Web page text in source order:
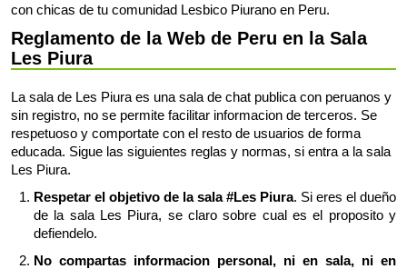
con chicas de tu comunidad Lesbico Piurano en Peru.
Reglamento de la Web de Peru en la Sala
Les Piura
La sala de Les Piura es una sala de chat publica con peruanos y
sin registro, no se permite facilitar informacion de terceros. Se
respetuoso y comportate con el resto de usuarios de forma
educada. Sigue las siguientes reglas y normas, si entra a la sala
Les Piura.
Respetar el objetivo de la sala #Les Piura. Si eres el dueño
de la sala Les Piura, se claro sobre cual es el proposito y
defiendelo.
No compartas informacion personal, ni en sala, ni en